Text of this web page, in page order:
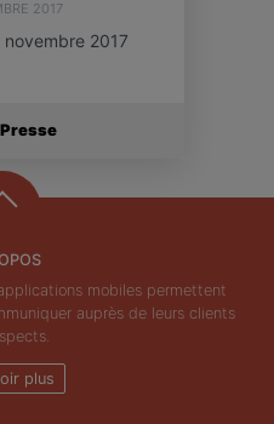
2017
2017
mobiles permettent
auprès de leurs clients
plus